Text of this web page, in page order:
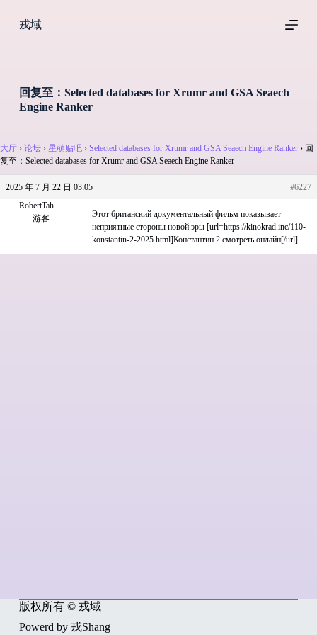
过
戎域
回复至：Selected databases for Xrumr and GSA Seaech
Engine Ranker
大厅 › 论坛 › 星萌贴吧 › Selected databases for Xrumr and GSA Seaech Engine Ranker › 回
复至：Selected databases for Xrumr and GSA Seaech Engine Ranker
2025 年 7 月 22 日 03:05
#6227
RobertTah
游客
Этот британский документальный фильм показывает
неприятные стороны новой эры [url=https://kinokrad.inc/110-
konstantin-2-2025.html]Константин 2 смотреть онлайн[/url]
版权所有 © 戎域
Powerd by 戎Shang